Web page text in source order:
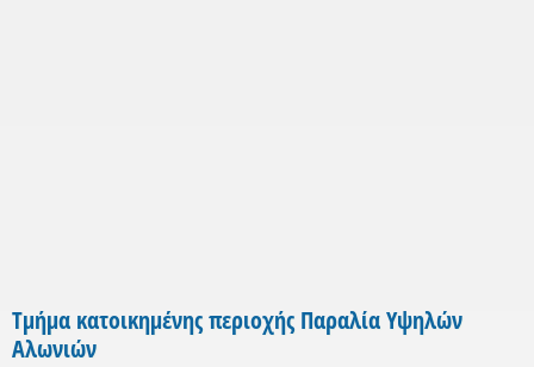
Τμήμα κατοικημένης περιοχής Παραλία Υψηλών
Αλωνιών